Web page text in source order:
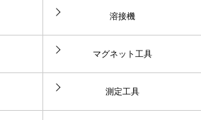
溶接機
マグネット工具
測定工具